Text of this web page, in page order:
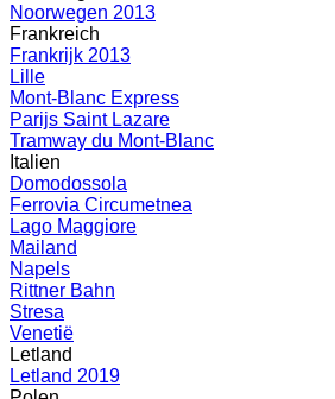
Noorwegen 2013
Frankreich
Frankrijk 2013
Lille
Mont-Blanc Express
Parijs Saint Lazare
Tramway du Mont-Blanc
Italien
Domodossola
Ferrovia Circumetnea
Lago Maggiore
Mailand
Napels
Rittner Bahn
Stresa
Venetië
Letland
Letland 2019